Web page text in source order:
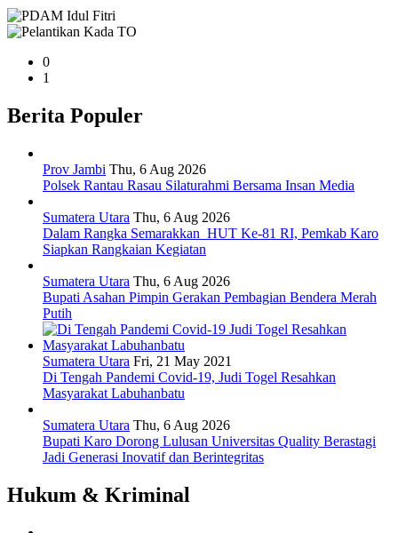
0
1
Berita Populer
Prov Jambi Thu, 6 Aug 2026
Polsek Rantau Rasau Silaturahmi Bersama Insan Media
Sumatera Utara Thu, 6 Aug 2026
Dalam Rangka Semarakkan HUT Ke-81 RI, Pemkab Karo
Siapkan Rangkaian Kegiatan
Sumatera Utara Thu, 6 Aug 2026
Bupati Asahan Pimpin Gerakan Pembagian Bendera Merah
Putih
Sumatera Utara Fri, 21 May 2021
Di Tengah Pandemi Covid-19, Judi Togel Resahkan
Masyarakat Labuhanbatu
Sumatera Utara Thu, 6 Aug 2026
Bupati Karo Dorong Lulusan Universitas Quality Berastagi
Jadi Generasi Inovatif dan Berintegritas
Hukum & Kriminal